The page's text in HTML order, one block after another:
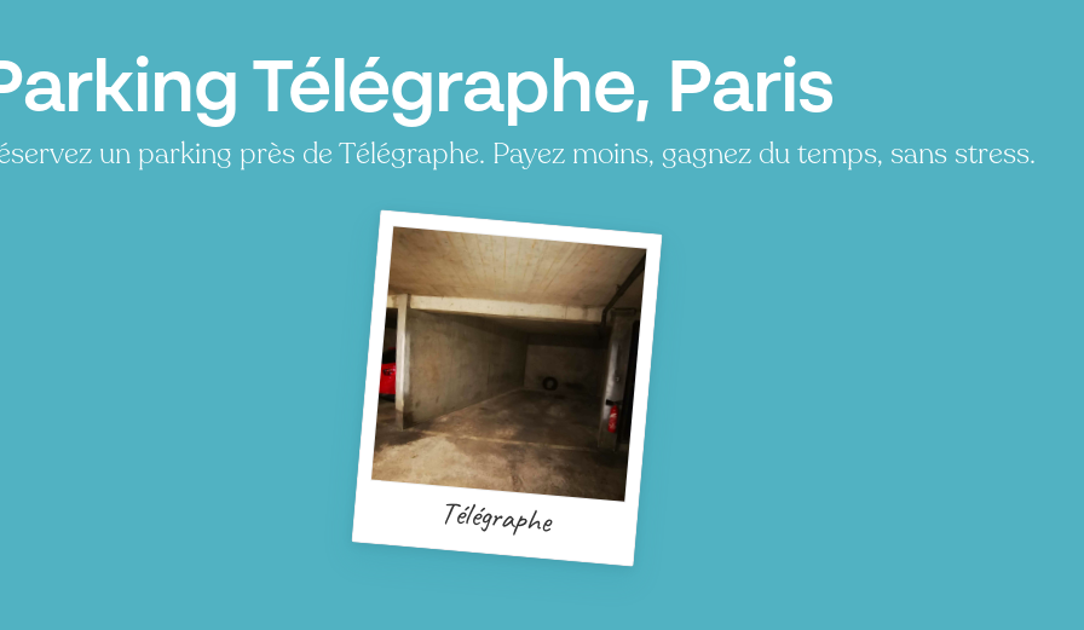
Télégraphe, Paris
un parking près de Télégraphe. Payez moins, gagnez du temps, sans stress.
Télégraphe